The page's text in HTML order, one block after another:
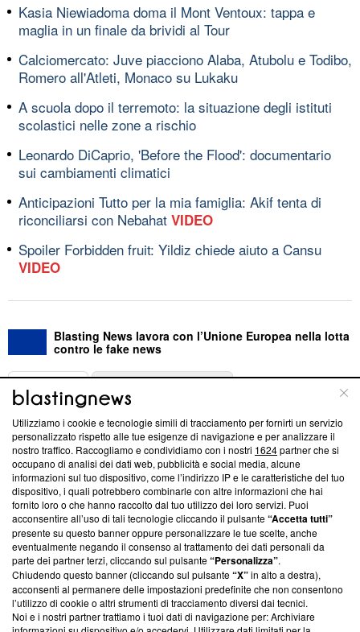
Kasia Niewiadoma doma il Mont Ventoux: tappa e
maglia in un finale da brividi al Tour
Calciomercato: Juve piacciono Alaba, Atubolu e Todibo,
Romero all'Atleti, Monaco su Lukaku
A scuola dopo il terremoto: la situazione degli istituti
scolastici nelle zone a rischio
Leonardo DiCaprio, 'Before the Flood': documentario
sui cambiamenti climatici
Anticipazioni Tutto per la mia famiglia: Akif tenta di
riconciliarsi con Nebahat VIDEO
Spoiler Forbidden fruit: Yildiz chiede aiuto a Cansu
VIDEO
Blasting News lavora con l’Unione Europea nella lotta
contro le fake news
ABOUT
Questa sezione offre informazioni trasparenti su Blasting
News, sui nostri processi editoriali e su come ci impegniamo a
creare news di qualità. Inoltre, afferma la nostra aderenza a
‘Trust Project - News with Integrity’Blasting News non è
ancora membro del programma, ma ha richiesto di farne
parte; Trust Project non ha ancora effettuato una verifica di
conformità agli standard.
Su di noi
Team editoriale
Corporate
Utilizziamo i cookie e tecnologie simili di tracciamento per fornirti un servizio
personalizzato rispetto alle tue esigenze di navigazione e per analizzare il
nostro traffico. Raccogliamo e condividiamo con i nostri 1624partner che si
occupano di analisi dei dati web, pubblicità e social media, alcune
informazioni sul tuo dispositivo, come l’indirizzo IP e le caratteristiche del tuo
dispositivo, i quali potrebbero combinarle con altre informazioni che hai
fornito loro o che hanno raccolto dal tuo utilizzo dei loro servizi. Puoi
acconsentire all’uso di tali tecnologie cliccando il pulsante“Accetta tutti”
presente su questo banner oppure personalizzare le tue scelte, anche
eventualmente negando il consenso al trattamento dei dati personali da
parte dei partner terzi, cliccando sul pulsante“Personalizza”.
Chiudendo questo banner (cliccando sul pulsante“X”in alto a destra),
acconsenti al permanere delle impostazioni predefinite che non consentono
l’utilizzo di cookie o altri strumenti di tracciamento diversi dai tecnici.
Noi e i nostri partner trattiamo i tuoi dati di navigazione per: Archiviare